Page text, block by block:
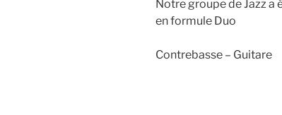
Notre groupe de Jazz a
en formule Duo
Contrebasse – Guitare